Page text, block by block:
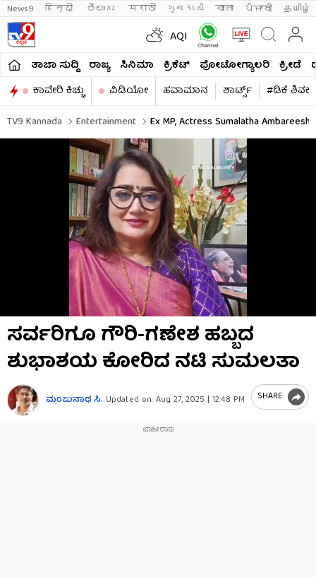
News9 हिन्दी తెలుగు मराठी ગુજરાતી বাংলা ਪੰਜਾਬੀ தமிழ்
AQI
ತಾಜಾ ಸುದ್ದಿ ರಾಜ್ಯ ಸಿನಿಮಾ ಕ್ರಿಕೆಟ್​ ಫೋಟೋಗ್ಯಾಲರಿ ಕ್ರೀಡೆ
ಕಾವೇರಿ ಕಿಚ್ಚು
ವಿಡಿಯೋ ಹವಾಮಾನ ಶಾರ್ಟ್ಸ್​
#ಡಿಕೆ
TV9 Kannada
Entertainment Ex MP, Actress Sumalatha
seconds
of
30
seconds
ಸರ್ವರಿಗೂ ಗೌರಿ-ಗಣೇಶ ಹಬ್ಬದ
ಶುಭಾಶಯ ಕೋರಿದ ನಟಿ ಸುಮಲತಾ
ಮಂಜುನಾಥ ಸಿ. Updated on: Aug 27, 2025 | 12:48 PM SHARE